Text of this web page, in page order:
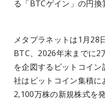
る「BTCゲイン」の円換
メタプラネットは1月28
BTC、2026年末までに2
を企図するビットコイ
社はビットコイン集積に
2,100万株の新規株式を